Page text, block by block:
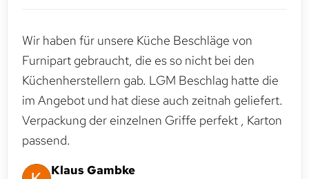
Wir haben für unsere Küche Beschläge von
Furnipart gebraucht, die es so nicht bei den
Küchenherstellern gab. LGM Beschlag hatte die
im Angebot und hat diese auch zeitnah geliefert.
Verpackung der einzelnen Griffe perfekt , Karton
passend.
Klaus Gambke